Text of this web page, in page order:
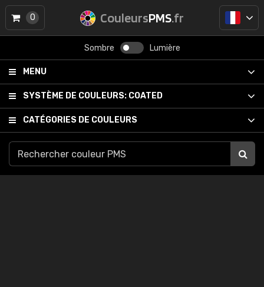
CouleursPMS.fr
Sombre Lumière
MENU
SYSTÈME DE COULEURS: COATED
CATÉGORIES DE COULEURS
0